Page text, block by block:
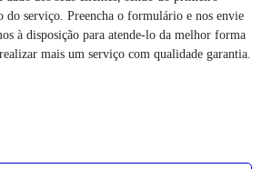
do serviço. Preencha o formulário e nos envie
à disposição para atende-lo da melhor forma
mais um serviço com qualidade garantia.